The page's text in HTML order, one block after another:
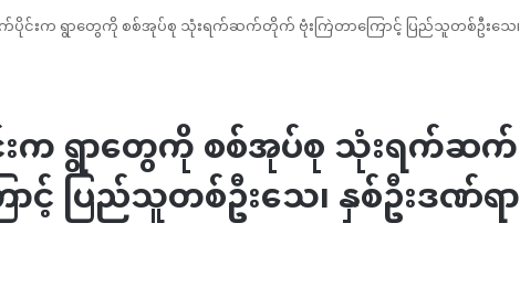
က်ပိုင်းက ရွာတွေကို စစ်အုပ်စု သုံးရက်ဆက်တိုက် ဗုံးကြဲတာကြောင့် ပြည်သူတစ်ဦးသေ၊
းက ရွာတွေကို စစ်အုပ်စု သုံးရက်ဆက်
င့် ပြည်သူတစ်ဦးသေ၊ နှစ်ဦးဒဏ်ရာ